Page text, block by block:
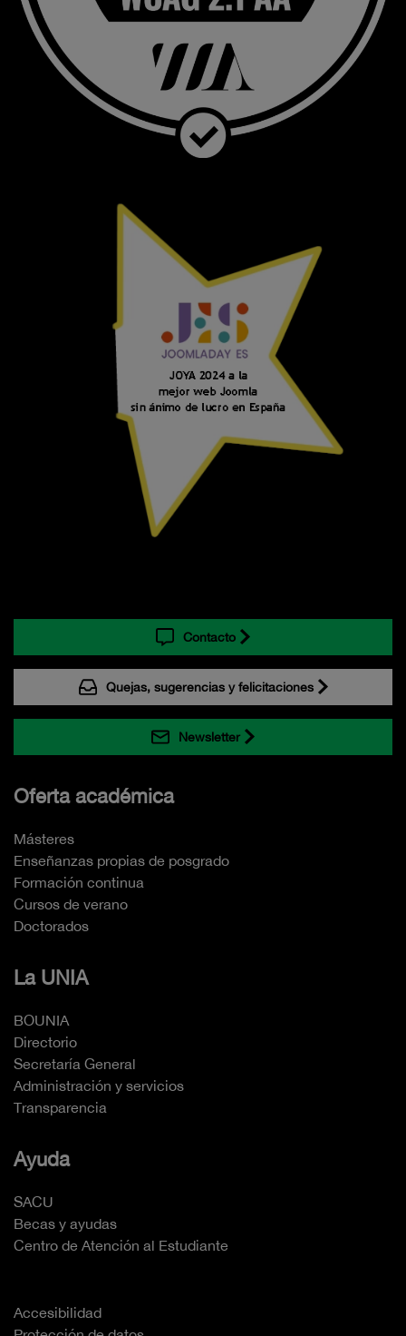
Contacto
Quejas, sugerencias y felicitaciones
Newsletter
Oferta académica
Másteres
Enseñanzas propias de posgrado
Formación continua
Cursos de verano
Doctorados
La UNIA
BOUNIA
Directorio
Secretaría General
Administración y servicios
Transparencia
Ayuda
SACU
Becas y ayudas
Centro de Atención al Estudiante
Accesibilidad